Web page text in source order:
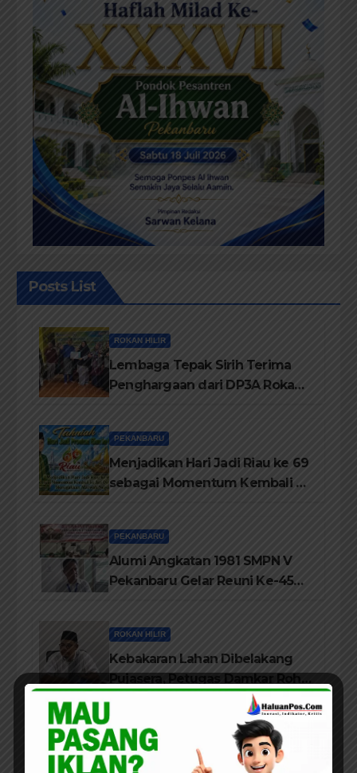
Posts List
ROKAN HILIR
Lembaga Tepak Sirih Terima
Penghargaan dari DP3A Rokan
PEKANBARU
Menjadikan Hari Jadi Riau ke 69
sebagai Momentum Kembali ke
PEKANBARU
Alumi Angkatan 1981 SMPN V
Pekanbaru Gelar Reuni Ke-45
ROKAN HILIR
Kebakaran Lahan Dibelakang
ikerahkan 3 Armada dan 20
Personil Padamkan Api
PEKANBARU
DPD HIMPERRA Riau Berikan